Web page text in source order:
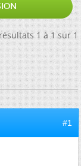
1 à 1 sur 1
#1